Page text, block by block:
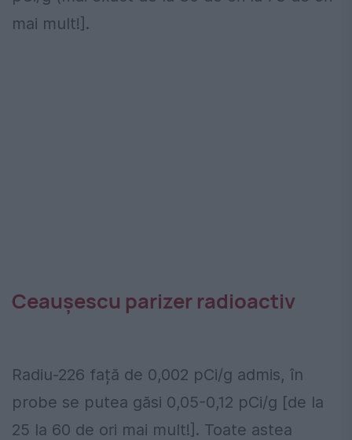
mai mult!].
Ceaușescu parizer radioactiv
Radiu-226 față de 0,002 pCi/g admis, în
probe se putea găsi 0,05-0,12 pCi/g [de la
25 la 60 de ori mai mult!]. Toate astea